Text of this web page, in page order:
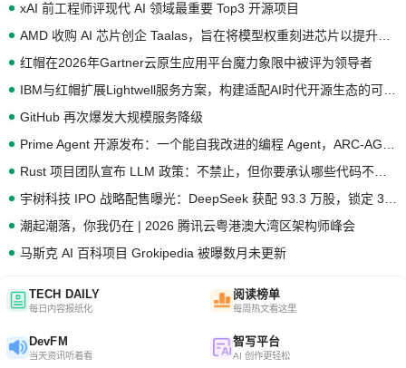
xAI 前工程师评现代 AI 领域最重要 Top3 开源项目
红帽在2026年Gartner云原生应用平台魔力象限中被评为领导者
GitHub 再次爆发大规模服务降级
潮起潮落，你我仍在 | 2026 腾讯云粤港澳大湾区架构师峰会
马斯克 AI 百科项目 Grokipedia 被曝数月未更新
TECH DAILY
每日内容报纸化
阅读榜单
每周热文看这里
DevFM
当天资讯听着看
智写平台
AI 创作更轻松